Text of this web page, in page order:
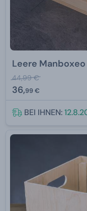
Leere
44,99 €
36,99 €
BEI IHNEN: